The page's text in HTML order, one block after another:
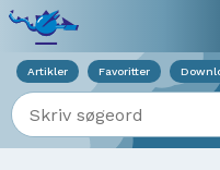
Artikler Favoritter
Indtast søgeord
Viser overlay for